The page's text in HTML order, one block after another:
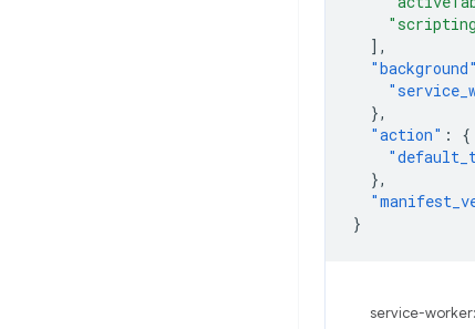
],
"background"
},
"action" :
{
},
}
service-worker: